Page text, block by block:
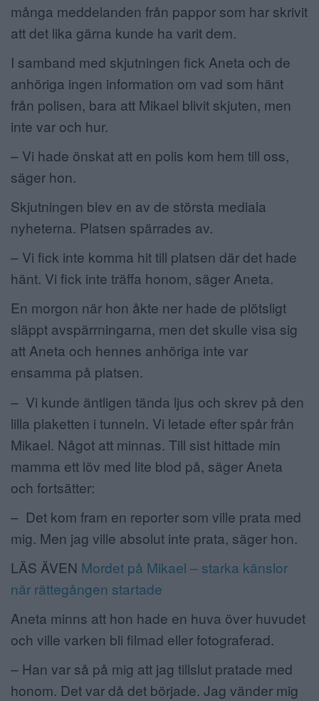
många meddelanden från pappor som har skrivit
att det lika gärna kunde ha varit dem.
I samband med skjutningen fick Aneta och de
anhöriga ingen information om vad som hänt
från polisen, bara att Mikael blivit skjuten, men
inte var och hur.
– Vi hade önskat att en polis kom hem till oss,
säger hon.
Skjutningen blev en av de största mediala
nyheterna. Platsen spärrades av.
– Vi fick inte komma hit till platsen där det hade
hänt. Vi fick inte träffa honom, säger Aneta.
En morgon när hon åkte ner hade de plötsligt
släppt avspärrningarna, men det skulle visa sig
att Aneta och hennes anhöriga inte var
ensamma på platsen.
– Vi kunde äntligen tända ljus och skrev på den
lilla plaketten i tunneln. Vi letade efter spår från
Mikael. Något att minnas. Till sist hittade min
mamma ett löv med lite blod på, säger Aneta
och fortsätter:
– Det kom fram en reporter som ville prata med
mig. Men jag ville absolut inte prata, säger hon.
LÄS ÄVEN Mordet på Mikael – starka känslor
när rättegången startade
Aneta minns att hon hade en huva över huvudet
och ville varken bli filmad eller fotograferad.
– Han var så på mig att jag tillslut pratade med
honom. Det var då det började. Jag vänder mig